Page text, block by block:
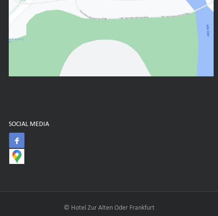
SOCIAL MEDIA
© Hotel Zur Alten Oder Frankfurt